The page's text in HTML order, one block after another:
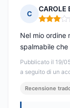
C
CAROLE
Nota: 3
Pubblicato il 19/
a seguito di un
Nel mio ordine
spalmabile
Recensione